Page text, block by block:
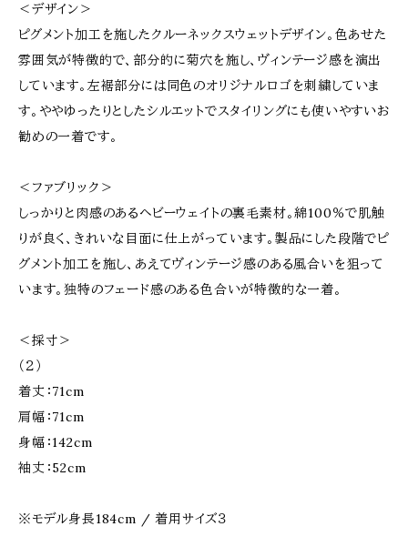
＜デザイン＞
ピグメント加工を施したクルーネックスウェットデザイン。色あせた
雰囲気が特徴的で、部分的に菊穴を施し、ヴィンテージ感を演出
しています。左裾部分には同色のオリジナルロゴを刺繍していま
す。ややゆったりとしたシルエットでスタイリングにも使いやすいお
勧めの一着です。
＜ファブリック＞
しっかりと肉感のあるヘビーウェイトの裏毛素材。綿100％で肌触
りが良く、きれいな目面に仕上がっています。製品にした段階でピ
グメント加工を施し、あえてヴィンテージ感のある風合いを狙って
います。独特のフェード感のある色合いが特徴的な一着。
＜採寸＞
（２）
着丈：71cm
肩幅：71cm
身幅：142cm
袖丈：52cm
※モデル身長184cm / 着用サイズ３